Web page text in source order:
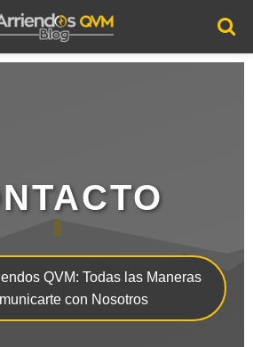
QVM: Todas las Maneras
con Nosotros